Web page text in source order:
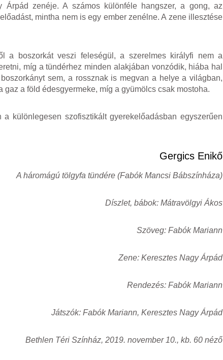
Árpád zenéje. A számos különféle hangszer, a gong, az
mintha nem is egy ember zenélne. A zene illesztése
a boszorkát veszi feleségül, a szerelmes királyfi nem a
míg a tündérhez minden alakjában vonzódik, hiába hal
sem, a rossznak is megvan a helye a világban,
a föld édesgyermeke, míg a gyümölcs csak mostoha.
különlegesen szofisztikált gyerekelőadásban egyszerűen
Gergics Enikő
A háromágú tölgyfa tündére (Fabók Mancsi Bábszínháza)
Díszlet, bábok: Mátravölgyi Ákos
Szöveg: Fabók Mariann
Zene: Keresztes Nagy Árpád
Rendezés: Fabók Mariann
Játszók: Fabók Mariann, Keresztes Nagy Árpád
Bethlen Téri Színház, 2019. november 10., kb. 60 néző